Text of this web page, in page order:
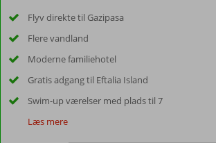
Flyv direkte til Gazipasa
Flere vandland
Moderne familiehotel
Gratis adgang til Eftalia Island
Swim-up værelser med plads til 7
Læs mere